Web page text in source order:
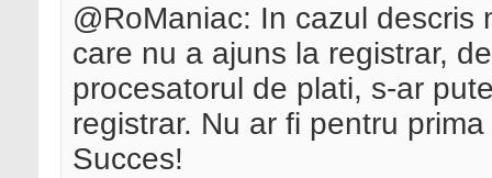
@RoManiac: In cazul
care nu a ajuns la registrar,
procesatorul de plati, s-ar
registrar. Nu ar fi pentru
Succes!